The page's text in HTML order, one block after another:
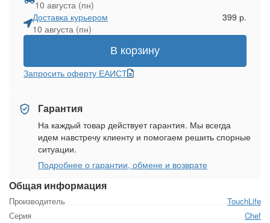
Общая информация
Производитель
TouchLife
Серия
Chef
10 августа (пн)
Доставка курьером
10 августа (пн)
399 р.
В корзину
Запросить оферту ЕАИСТ
Гарантия
На каждый товар действует гарантия. Мы всегда
идем навстречу клиенту и помогаем решить спорные
ситуации.
Подробнее о гарантии, обмене и возврате